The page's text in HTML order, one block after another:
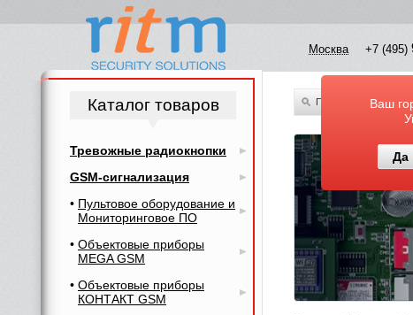
Москва +7 (495)
Ваш
Да
По всему каталогу
Каталог товаров
Тревожные радиокнопки
GSM-сигнализация
Пультовое оборудование и
Мониторинговое ПО
Объектовые приборы
MEGA GSM
Объектовые приборы
КОНТАКТ GSM